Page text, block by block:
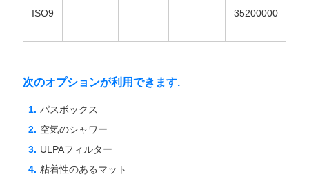
ISO9 35200000
次のオプションが利用できます.
パスボックス
空気のシャワー
ULPAフィルター
粘着性のあるマット